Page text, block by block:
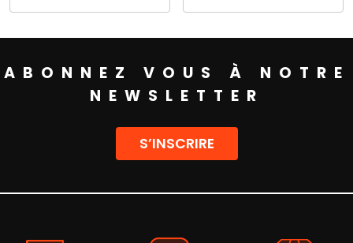
a
variations.
Les
peuvent
choisies
la
produit
plusieurs
Les
page
ABONNEZ VOUS À NOTRE
NEWSLETTER
S’INSCRIRE